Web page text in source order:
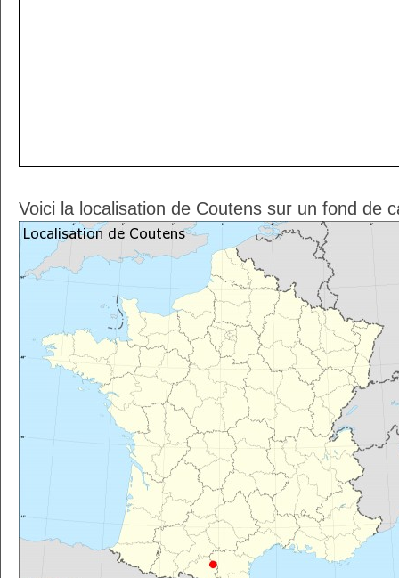
Voici la localisation de Coutens sur un fond de